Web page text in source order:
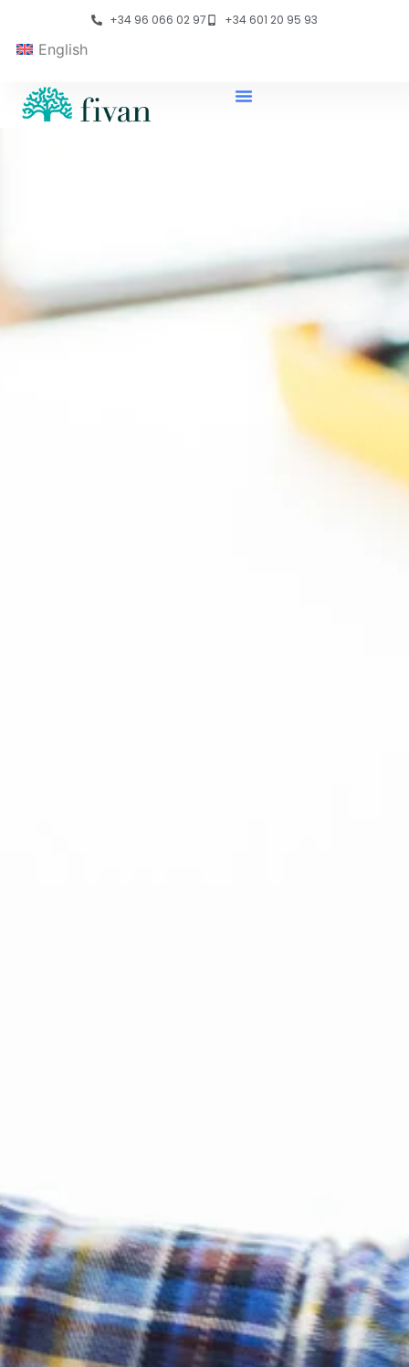
+34 96 066 02 97 +34 601 20 95 93
English